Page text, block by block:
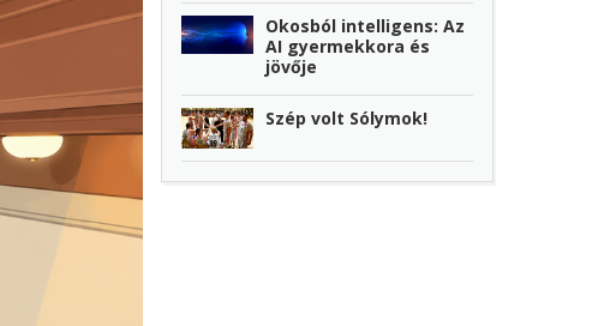
Okosból intelligens: Az
AI gyermekkora és
jövője
Szép volt Sólymok!